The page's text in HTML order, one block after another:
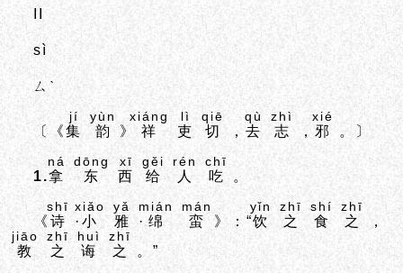
sì
ㄙˋ
〔《集
jí
韵
yùn
》 祥
xiáng
吏
lì
切
qiē
，去
qù
志
zhì
， 邪
xié
。〕
1.拿
ná
东
dōng
西
xī
给
gěi
人
rén
吃
chī
。
《 诗
shī
· 小
xiǎo
雅
yǎ
· 绵
mián
蛮
mán
》：“饮
yǐn
之
zhī
食
shí
之
zhī
，
教
jiāo
之
zhī
诲
huì
之
zhī
。”